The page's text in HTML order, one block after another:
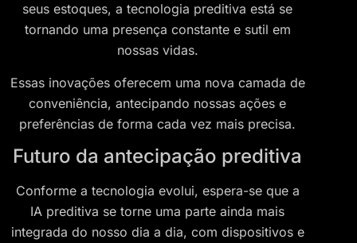
seus estoques, a tecnologia preditiva está se
tornando uma presença constante e sutil em
nossas vidas.
Essas inovações oferecem uma nova camada de
conveniência, antecipando nossas ações e
preferências de forma cada vez mais precisa.
Futuro da antecipação preditiva
Conforme a tecnologia evolui, espera-se que a
IA preditiva se torne uma parte ainda mais
integrada do nosso dia a dia, com dispositivos e